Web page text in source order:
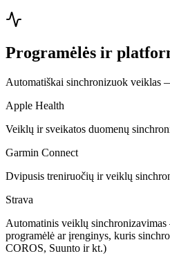
Programėlės ir
Automatiškai sinchronizuok veiklas
Apple Health
Veiklų ir sveikatos duomenų
Garmin Connect
Dvipusis treniruočių ir veiklų
Strava
Automatinis veiklų
programėlė ar įrenginys, kuris
COROS, Suunto ir kt.)